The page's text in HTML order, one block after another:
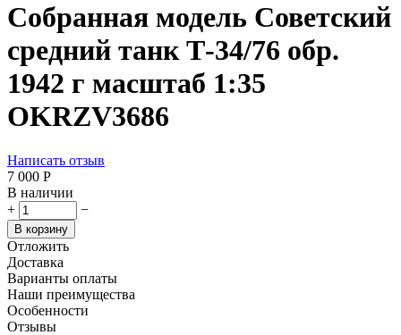
Собранная модель Советский
средний танк Т-34/76 обр.
1942 г масштаб 1:35
OKRZV3686
Написать отзыв
7 000 Р
В наличии
+
−
В корзину
Отложить
Доставка
Варианты оплаты
Наши преимущества
Особенности
Отзывы